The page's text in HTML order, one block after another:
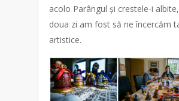
acolo Parângul și crestele-i
doua zi am fost să ne încercăm
artistice.